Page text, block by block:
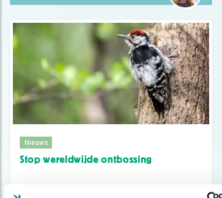
Nieuws
Stop wereldwijde ontbossing